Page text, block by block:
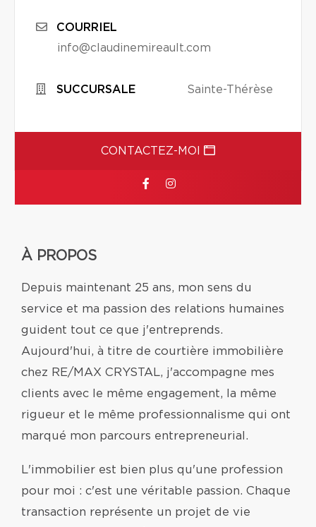
COURRIEL
info@claudinemireault.com
SUCCURSALE Sainte-Thérèse
CONTACTEZ-MOI
À PROPOS
Depuis maintenant 25 ans, mon sens du
service et ma passion des relations humaines
guident tout ce que j'entreprends.
Aujourd'hui, à titre de courtière immobilière
chez RE/MAX CRYSTAL, j'accompagne mes
clients avec le même engagement, la même
rigueur et le même professionnalisme qui ont
marqué mon parcours entrepreneurial.
L'immobilier est bien plus qu'une profession
pour moi : c'est une véritable passion. Chaque
transaction représente un projet de vie